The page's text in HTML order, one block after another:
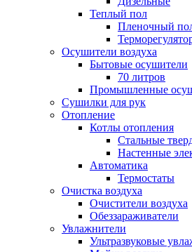
Теплый пол
Пленочный
Осушители воздуха
Бытовые осушители
70 литров
Промышленные
Сушилки для рук
Отопление
Котлы отопления
Стальные
Настенные
Автоматика
Термостаты
Очистка воздуха
Очистители воздуха
Обеззараживатели
Увлажнители
Ультразвуковые